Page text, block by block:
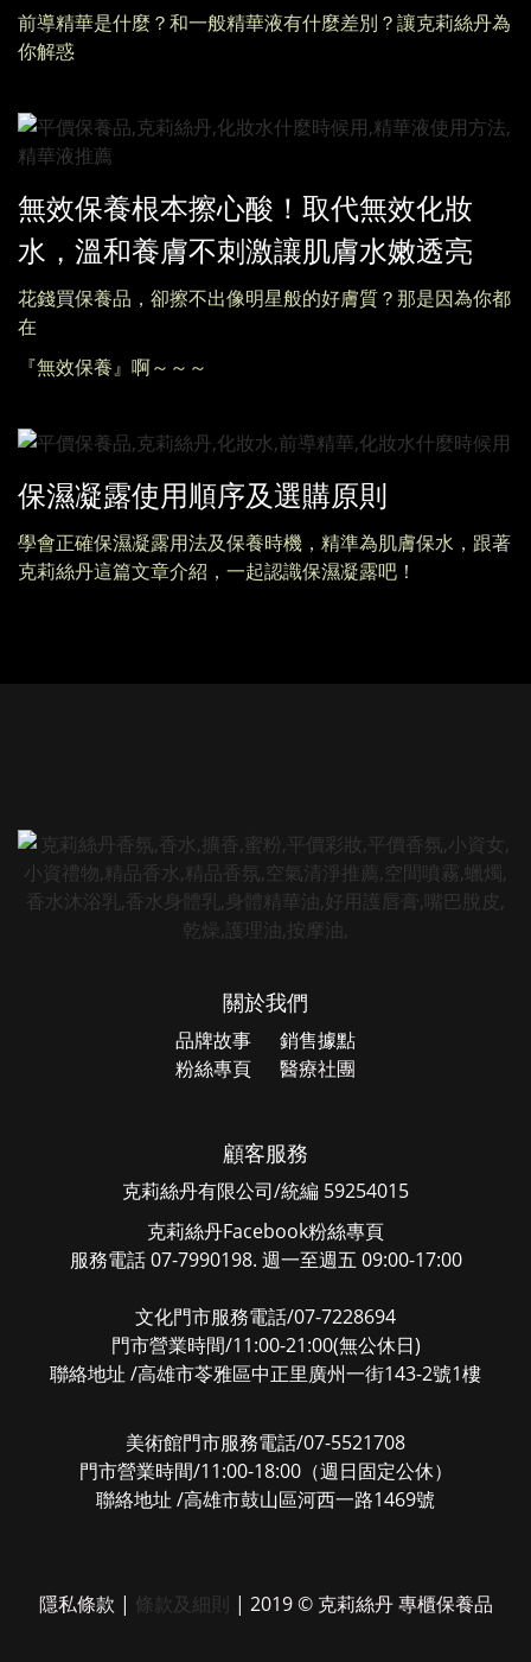
前導精華是什麼？和一般精華液有什麼差別？讓克莉絲丹為
你解惑
無效保養根本擦心酸！取代無效化妝
水，溫和養膚不刺激讓肌膚水嫩透亮
花錢買保養品，卻擦不出像明星般的好膚質？那是因為你都
在
『無效保養』啊～～～
保濕凝露使用順序及選購原則
學會正確保濕凝露用法及保養時機，精準為肌膚保水，跟著
克莉絲丹這篇文章介紹，一起認識保濕凝露吧！
關於我們
品牌故事 銷售據點
粉絲專頁 醫療社團
顧客服務
克莉絲丹有限公司/統編 59254015
克莉絲丹Facebook粉絲專頁
服務電話 07-7990198. 週一至週五 09:00-17:00
文化門市服務電話/07-7228694
門市營業時間/11:00-21:00(無公休日)
聯絡地址 /高雄市苓雅區中正里廣州一街143-2號1樓
美術館門市服務電話/07-5521708
門市營業時間/11:00-18:00（週日固定公休）
聯絡地址 /高雄市鼓山區河西一路1469號
隱私條款 | 條款及細則 | 2019 © 克莉絲丹 專櫃保養品